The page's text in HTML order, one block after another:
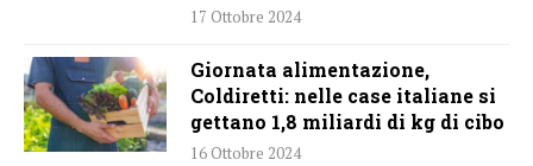
17 Ottobre 2024
Giornata alimentazione,
Coldiretti: nelle case italiane si
gettano 1,8 miliardi di kg di cibo
16 Ottobre 2024